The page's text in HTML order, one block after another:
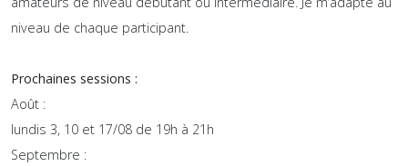
niveau de chaque participant.
Prochaines sessions :
Août :
lundis 3, 10 et 17/08 de 19h à 21h
Septembre :